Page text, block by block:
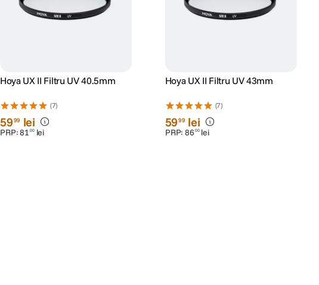
Hoya UX II Filtru UV 40.5mm
(7)
5999 lei
PRP:81 00 lei
Hoya UX II Filtru UV 43mm
(7)
5999 lei
PRP:86 00 lei